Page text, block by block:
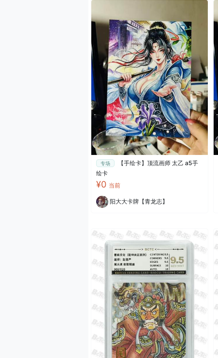
专场
【手绘卡】顶流画师 太乙 a5手
绘卡
¥0 当前
阳大大卡牌【青龙志】